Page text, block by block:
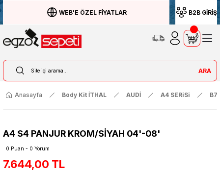
WEB'E ÖZEL FİYATLAR B2B GİRİŞ
ARA
Anasayfa Body Kit İTHAL AUDİ A4 SERiSi
A4 S4 PANJUR KROM/SİYAH 04'-08'
0 Puan - 0 Yorum
7.644,00 TL